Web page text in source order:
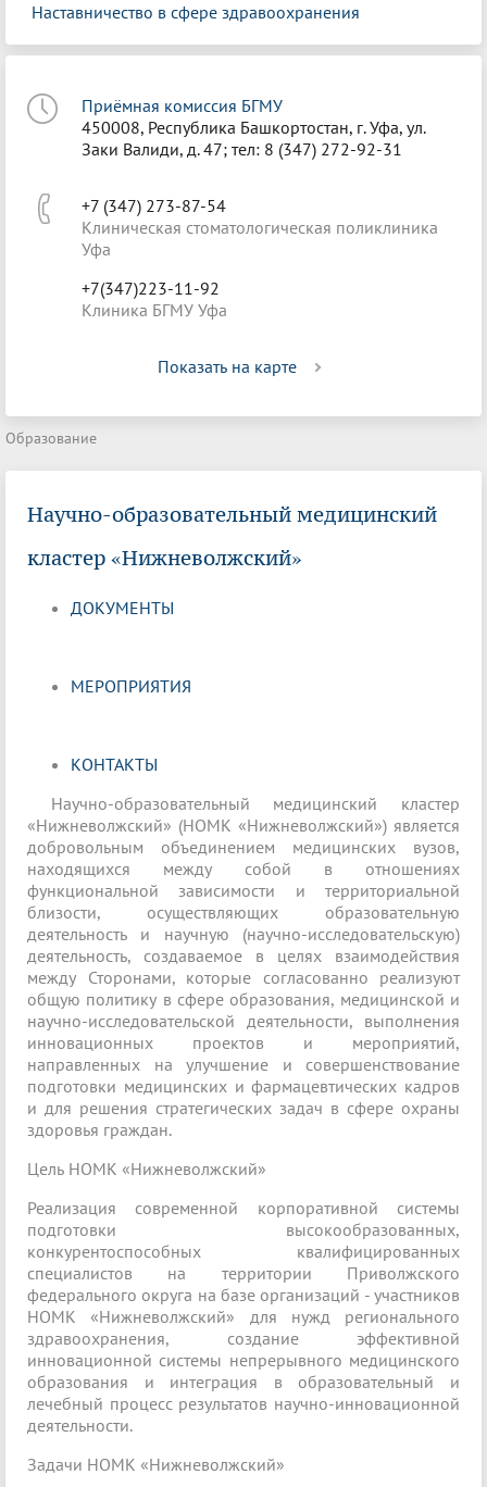
Наставничество в сфере здравоохранения
Приёмная комиссия БГМУ
450008, Республика Башкортостан, г. Уфа, ул.
Заки Валиди, д. 47; тел: 8 (347) 272-92-31
+7 (347) 273-87-54
Клиническая стоматологическая поликлиника
Уфа
+7(347)223-11-92
Клиника БГМУ Уфа
Показать на карте
Образование
Научно-образовательный медицинский
кластер «Нижневолжский»
ДОКУМЕНТЫ
МЕРОПРИЯТИЯ
КОНТАКТЫ
Научно-образовательный медицинский кластер
«Нижневолжский» (НОМК «Нижневолжский») является
добровольным объединением медицинских вузов,
находящихся между собой в отношениях
функциональной зависимости и территориальной
близости, осуществляющих образовательную
деятельность и научную (научно-исследовательскую)
деятельность, создаваемое в целях взаимодействия
между Сторонами, которые согласованно реализуют
общую политику в сфере образования, медицинской и
научно-исследовательской деятельности, выполнения
инновационных проектов и мероприятий,
направленных на улучшение и совершенствование
подготовки медицинских и фармацевтических кадров
и для решения стратегических задач в сфере охраны
здоровья граждан.
Цель НОМК «Нижневолжский»
Реализация современной корпоративной системы
подготовки высокообразованных,
конкурентоспособных квалифицированных
специалистов на территории Приволжского
федерального округа на базе организаций - участников
НОМК «Нижневолжский» для нужд регионального
здравоохранения, создание эффективной
инновационной системы непрерывного медицинского
образования и интеграция в образовательный и
лечебный процесс результатов научно-инновационной
деятельности.
Задачи НОМК «Нижневолжский»